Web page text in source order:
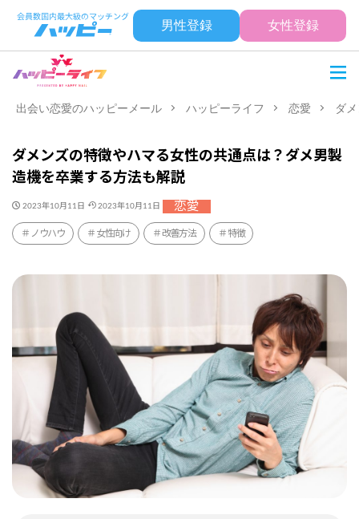
男性登録 女性登録
出会い恋愛のハッピーメール ハッピーライフ 恋愛 ダ
ダメンズの特徴やハマる女性の共通点は？ダメ男製
造機を卒業する方法も解説
2023年10月11日 2023年10月11日 恋愛
ノウハウ 女性向け 改善方法 特徴